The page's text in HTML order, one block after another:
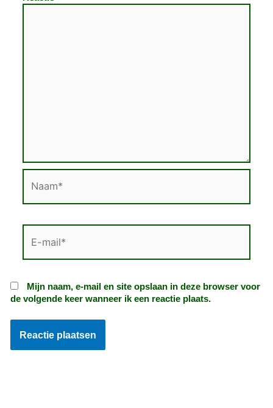
mail*
Mijn naam, e-mail en site opslaan in deze browser voor
de volgende keer wanneer ik een reactie plaats.